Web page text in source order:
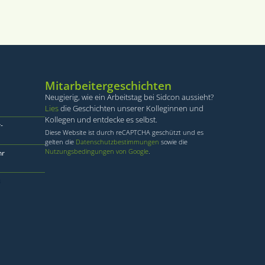
Mitarbeitergeschichten
Neugierig, wie ein Arbeitstag bei Sidcon aussieht?
Liesdie Geschichten unserer Kolleginnen und
Kollegen und entdecke es selbst.
Diese Website ist durch reCAPTCHA geschützt und es
gelten die Datenschutzbestimmungen sowie die
Nutzungsbedingungen von Google.
Script.com is
te
Muster, bei
des
handelt sich um
Websites mit
Dies ist
voor de goede
voert informatie
en over
cookie alleen
de taalcookie
wordt deze
zijn ingelogd.